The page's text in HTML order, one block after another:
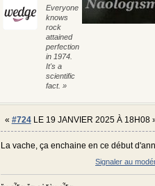
Everyone
knows
rock
attained
perfection
in 1974.
It's a
scientific
fact. »
« #724LE 19 JANVIER 2025 À 18H08
La vache, ça enchaine en ce début
Signaler au